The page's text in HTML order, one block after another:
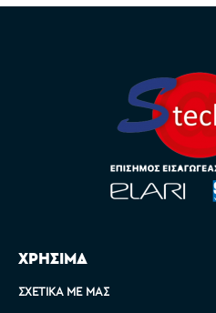
ΧΡΗΣΙΜΑ
ΣΧΕΤΙΚΆ ΜΕ ΜΑΣ